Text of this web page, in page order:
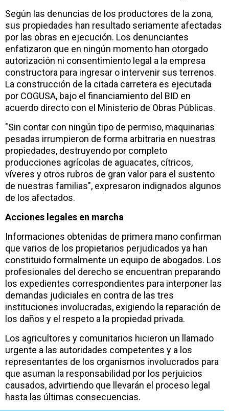
Según las denuncias de los productores de la zona,
sus propiedades han resultado seriamente afectadas
por las obras en ejecución. Los denunciantes
enfatizaron que en ningún momento han otorgado
autorización ni consentimiento legal a la empresa
constructora para ingresar o intervenir sus terrenos.
La construcción de la citada carretera es ejecutada
por COGUSA, bajo el financiamiento del BID en
acuerdo directo con el Ministerio de Obras Públicas.
"Sin contar con ningún tipo de permiso, maquinarias
pesadas irrumpieron de forma arbitraria en nuestras
propiedades, destruyendo por completo
producciones agrícolas de aguacates, cítricos,
víveres y otros rubros de gran valor para el sustento
de nuestras familias", expresaron indignados algunos
de los afectados.
Acciones legales en marcha
Informaciones obtenidas de primera mano confirman
que varios de los propietarios perjudicados ya han
constituido formalmente un equipo de abogados. Los
profesionales del derecho se encuentran preparando
los expedientes correspondientes para interponer las
demandas judiciales en contra de las tres
instituciones involucradas, exigiendo la reparación de
los daños y el respeto a la propiedad privada.
Los agricultores y comunitarios hicieron un llamado
urgente a las autoridades competentes y a los
representantes de los organismos involucrados para
que asuman la responsabilidad por los perjuicios
causados, advirtiendo que llevarán el proceso legal
hasta las últimas consecuencias.